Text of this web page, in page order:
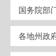
国务院部
各地州政